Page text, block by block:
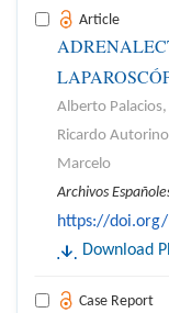
Article
Alberto
Ricardo
Marcelo
Archivos
https://doi.org/
Download
Case Report